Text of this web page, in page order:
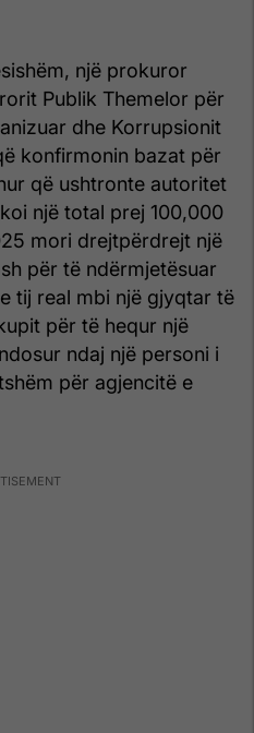
një prokuror
Publik Themelor për
dhe Korrupsionit
konfirmonin bazat për
që ushtronte autoritet
një total prej 100,000
mori drejtpërdrejt një
për të ndërmjetësuar
tij real mbi një gjyqtar të
për të hequr një
ndaj një personi i
për agjencitë e